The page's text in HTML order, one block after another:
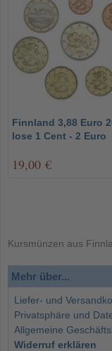
Finnland 3,88 Euro
lose 1 Cent - 2 Euro
19,00 €
Kursmünzen aus
Mehr über...
Liefer- und
Privatsphäre und
Allgemeine
Widerruf erklären